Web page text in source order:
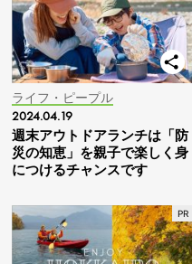
ライフ・ピープル
2024.04.19
週末アウトドアランチは「防
災の知恵」を親子で楽しく身
につけるチャンスです